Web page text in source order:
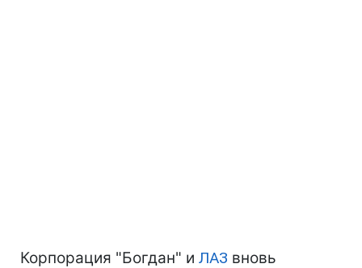
Корпорация "Богдан" и ЛАЗ вновь